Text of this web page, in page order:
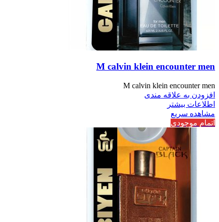
M calvin klein encounter men
M calvin klein encounter men
افزودن به علاقه مندی
اطلاعات بیشتر
مشاهده سریع
اتمام موجودی